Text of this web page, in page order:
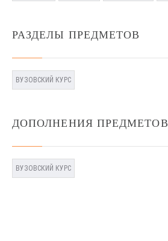
РАЗДЕЛЫ ПРЕДМЕТОВ
ВУЗОВСКИЙ КУРС
ДОПОЛНЕНИЯ ПРЕДМЕТОВ
ВУЗОВСКИЙ КУРС